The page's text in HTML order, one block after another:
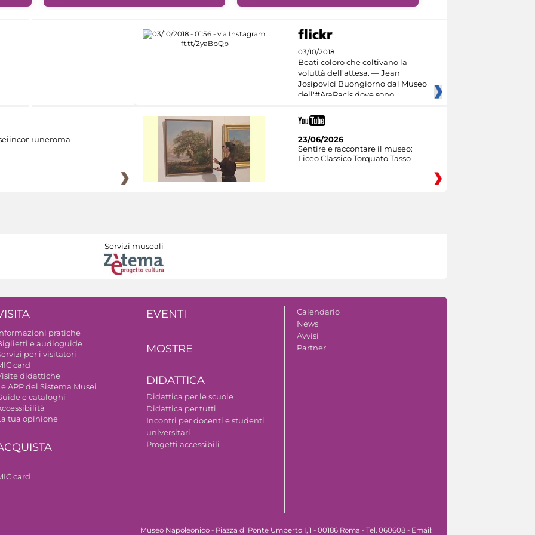
03/10/2018
Beati coloro che coltivano la
voluttà dell'attesa. — Jean
Josipovici Buongiorno dal Museo
dell'#AraPacis dove sono
23/06/2026
Sentire e raccontare il museo:
Liceo Classico Torquato Tasso
Servizi museali
pratiche
e audioguide
per i visitatori
card
didattiche
APP del Sistema Musei
e cataloghi
tua opinione
card
EVENTI
MOSTRE
DIDATTICA
Didattica per le scuole
Didattica per tutti
Incontri per docenti e studenti
universitari
Progetti accessibili
Calendario
News
Avvisi
Partner
Museo Napoleonico - Piazza di Ponte Umberto I, 1 - 00186 Roma - Tel. 060608 - Email: